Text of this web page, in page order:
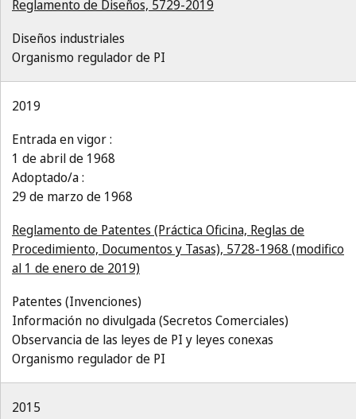
Reglamento de Diseños, 5729-2019
Diseños industriales
Organismo regulador de PI
2019
Entrada en vigor :
1 de abril de 1968
Adoptado/a :
29 de marzo de 1968
Reglamento de Patentes (Práctica Oficina, Reglas de
Procedimiento, Documentos y Tasas), 5728-1968 (modifico
al 1 de enero de 2019)
Patentes (Invenciones)
Información no divulgada (Secretos Comerciales)
Observancia de las leyes de PI y leyes conexas
Organismo regulador de PI
2015